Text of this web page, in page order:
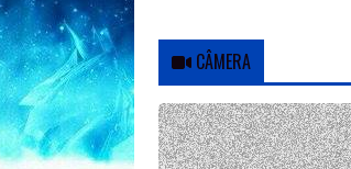
CÂMERA